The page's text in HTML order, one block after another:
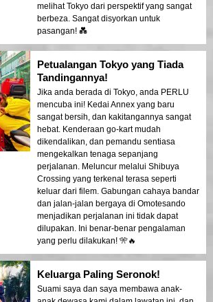
melihat Tokyo dari perspektif yang sangat
berbeza. Sangat disyorkan untuk
pasangan! 💑
Petualangan Tokyo yang Tiada
Tandingannya!
Jika anda berada di Tokyo, anda PERLU
mencuba ini! Kedai Annex yang baru
sangat bersih, dan kakitangannya sangat
hebat. Kenderaan go-kart mudah
dikendalikan, dan pemandu sentiasa
mengekalkan tenaga sepanjang
perjalanan. Meluncur melalui Shibuya
Crossing yang terkenal terasa seperti
keluar dari filem. Gabungan cahaya bandar
dan jalan-jalan bergaya di Omotesando
menjadikan perjalanan ini tidak dapat
dilupakan. Ini benar-benar pengalaman
yang perlu dilakukan! 🎌🔥
Keluarga Paling Seronok!
Suami saya dan saya membawa anak-